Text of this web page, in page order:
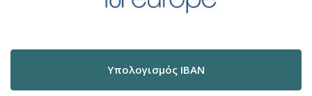
Υπολογισμός IBAN